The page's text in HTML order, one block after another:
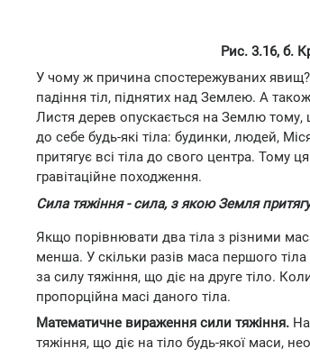
Рис. 3.16, б.
У чому ж причина спостережуваних
падіння тіл, піднятих над Землею. А
Листя дерев опускається на Землю тому,
до себе будь-які тіла: будинки, людей,
притягує всі тіла до свого центра. Тому
гравітаційне походження.
Сила тяжіння - сила, з якою Земля
Якщо порівнювати два тіла з різними
менша. У скільки разів маса першого
за силу тяжіння, що діє на друге тіло.
пропорційна масі даного тіла.
Математичне вираження сили тяжіння.
тяжіння, що діє на тіло будь-якої маси,